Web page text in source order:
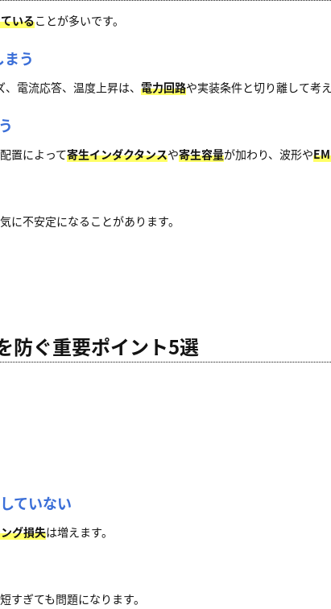
いることが多いです。
う
、電流応答、温度上昇は、 電力回路や実装条件と切り離して考
置によって寄生インダクタンスや寄生容量が加わり、波形や
不安定になることがあります。
防ぐ重要ポイント5選
ていない
グ損失は増えます。
すぎても問題になります。